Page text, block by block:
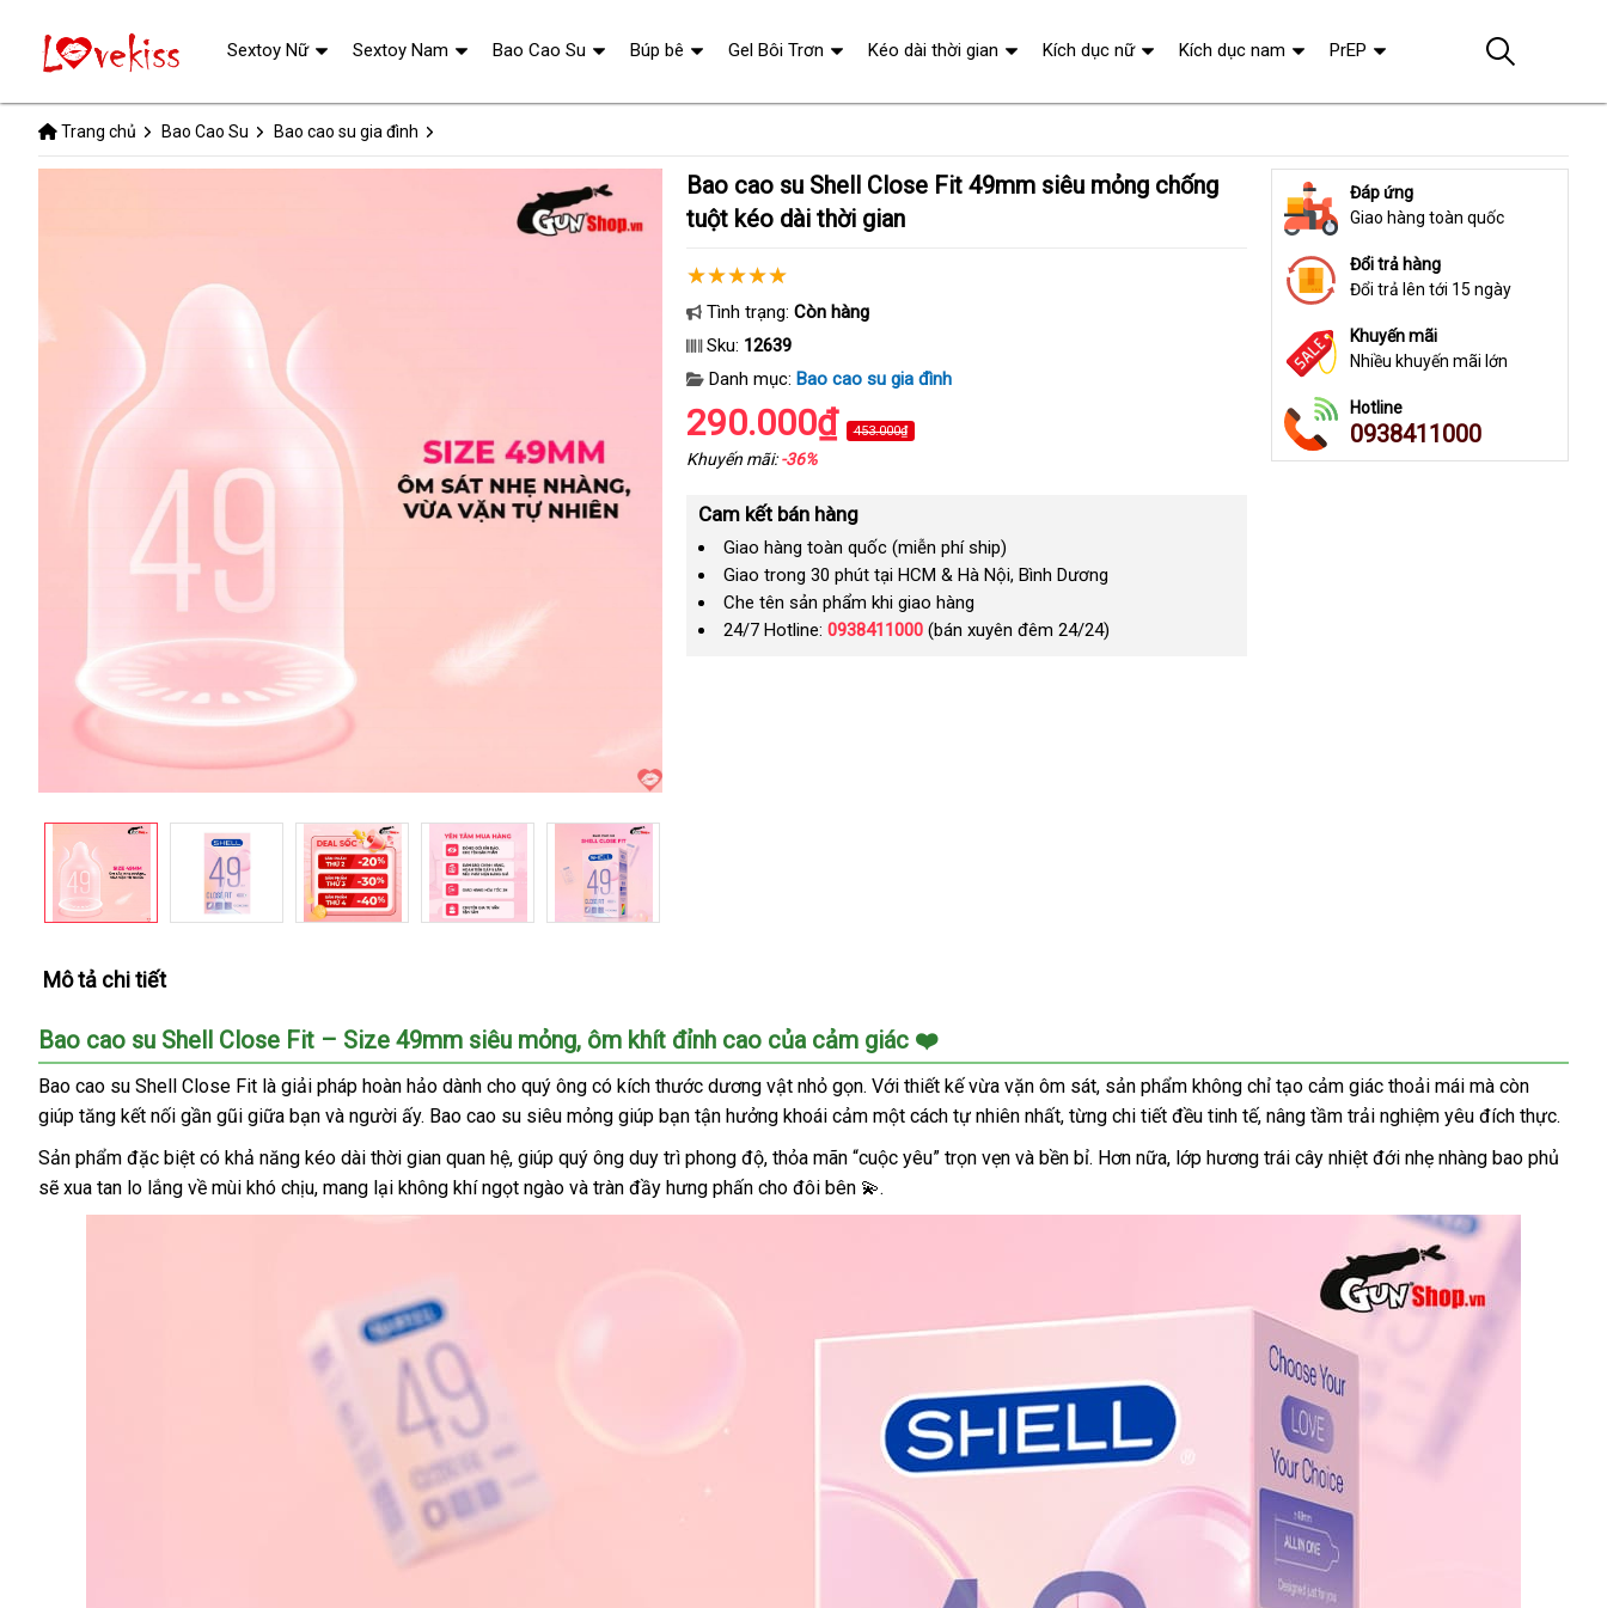
Trang chủ Bao Cao Su Bao cao su gia đình
Bao cao su Shell Close Fit 49mm siêu mỏng chống
tuột kéo dài thời gian
Tình trạng: Còn hàng
Sku: 12639
Danh mục: Bao cao su gia đình
290.000₫ 453.000₫
Khuyến mãi:-36%
Cam kết bán hàng
Giao hàng toàn quốc (miễn phí ship)
Giao trong 30 phút tại HCM & Hà Nội, Bình Dương
Che tên sản phẩm khi giao hàng
24/7 Hotline: 0938411000(bán xuyên đêm 24/24)
Đáp ứng
Giao hàng toàn quốc
Đổi trả hàng
Đổi trả lên tới 15 ngày
Khuyến mãi
Nhiều khuyến mãi lớn
Hotline
0938411000
Mô tả chi tiết
Bao cao su Shell Close Fit – Size 49mm siêu mỏng, ôm khít đỉnh cao của cảm giác ❤️
Bao cao su Shell Close Fit là giải pháp hoàn hảo dành cho quý ông có kích thước dương vật nhỏ gọn. Với thiết kế vừa vặn ôm sát, sản phẩm không chỉ tạo cảm giác thoải mái mà còn
giúp tăng kết nối gần gũi giữa bạn và người ấy. Bao cao su siêu mỏng giúp bạn tận hưởng khoái cảm một cách tự nhiên nhất, từng chi tiết đều tinh tế, nâng tầm trải nghiệm yêu đích thực.
Sản phẩm đặc biệt có khả năng kéo dài thời gian quan hệ, giúp quý ông duy trì phong độ, thỏa mãn “cuộc yêu” trọn vẹn và bền bỉ. Hơn nữa, lớp hương trái cây nhiệt đới nhẹ nhàng bao phủ
sẽ xua tan lo lắng về mùi khó chịu, mang lại không khí ngọt ngào và tràn đầy hưng phấn cho đôi bên 💫.
Sextoy Nữ Sextoy Nam Bao Cao Su Búp bê Gel Bôi Trơn Kéo dài thời gian Kích dục nữ Kích dục nam PrEP